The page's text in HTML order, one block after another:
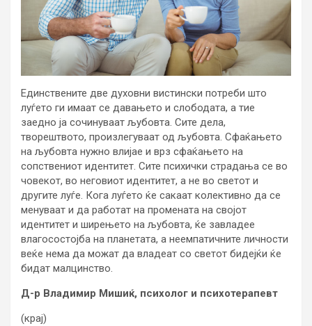
Единствените две духовни вистински потреби што
луѓето ги имаат се давањето и слободата, а тие
заедно ја сочинуваат љубовта. Сите дела,
творештвото, произлегуваат од љубовта. Сфаќањето
на љубовта нужно влијае и врз сфаќањето на
сопствениот идентитет. Сите психички страдања се во
човекот, во неговиот идентитет, а не во светот и
другите луѓе. Кога луѓето ќе сакаат колективно да се
менуваат и да работат на промената на својот
идентитет и ширењето на љубовта, ќе завладее
влагосостојба на планетата, а неемпатичните личности
веќе нема да можат да владеат со светот бидејќи ќе
бидат малцинство.
Д-р Владимир Мишиќ, психолог и психотерапевт
(крај)